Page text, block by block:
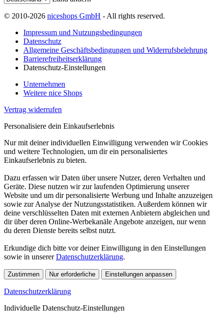
© 2010-2026 niceshops GmbH - All rights reserved.
Impressum und Nutzungsbedingungen
Datenschutz
Allgemeine Geschäftsbedingungen und Widerrufsbelehrung
Barrierefreiheitserklärung
Datenschutz-Einstellungen
Unternehmen
Weitere nice Shops
Vertrag widerrufen
Personalisiere dein Einkaufserlebnis
Nur mit deiner individuellen Einwilligung verwenden wir Cookies
und weitere Technologien, um dir ein personalisiertes
Einkaufserlebnis zu bieten.
Dazu erfassen wir Daten über unsere Nutzer, deren Verhalten und
Geräte. Diese nutzen wir zur laufenden Optimierung unserer
Website und um dir personalisierte Werbung und Inhalte anzuzeigen
sowie zur Analyse der Nutzungsstatistiken. Außerdem können wir
deine verschlüsselten Daten mit externen Anbietern abgleichen und
dir über deren Online-Werbekanäle Angebote anzeigen, nur wenn
du deren Dienste bereits selbst nutzt.
Erkundige dich bitte vor deiner Einwilligung in den Einstellungen
sowie in unsererDatenschutzerklärung.
Zustimmen Nur erforderliche Einstellungen anpassen
Datenschutzerklärung
Individuelle Datenschutz-Einstellungen